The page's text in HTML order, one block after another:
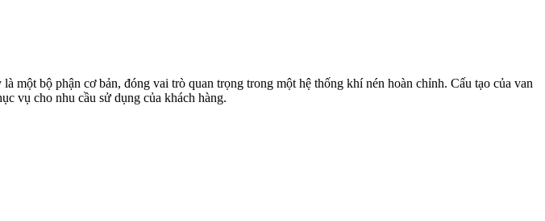
bộ phận cơ bản, đóng vai trò quan trọng trong một hệ thống khí nén hoàn chỉnh. Cấu tạo của van
vụ cho nhu cầu sử dụng của khách hàng.